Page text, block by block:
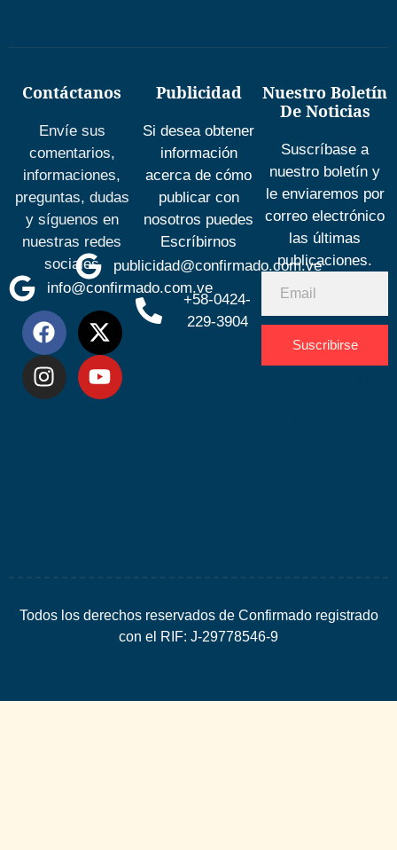
Contáctanos
Envíe sus
comentarios,
informaciones,
preguntas, dudas
y síguenos en
nuestras redes
sociales
info@confirmado.com.ve
Publicidad
Si desea obtener
información
acerca de cómo
publicar con
nosotros puedes
Escríbirnos
publicidad@confirmado.com.ve
+58-0424-
229-3904
Nuestro Boletín
De Noticias
Suscríbase a
nuestro boletín y
le enviaremos por
correo electrónico
las últimas
publicaciones.
Suscribirse
Todos los derechos reservados de Confirmado registrado
con el RIF: J-29778546-9